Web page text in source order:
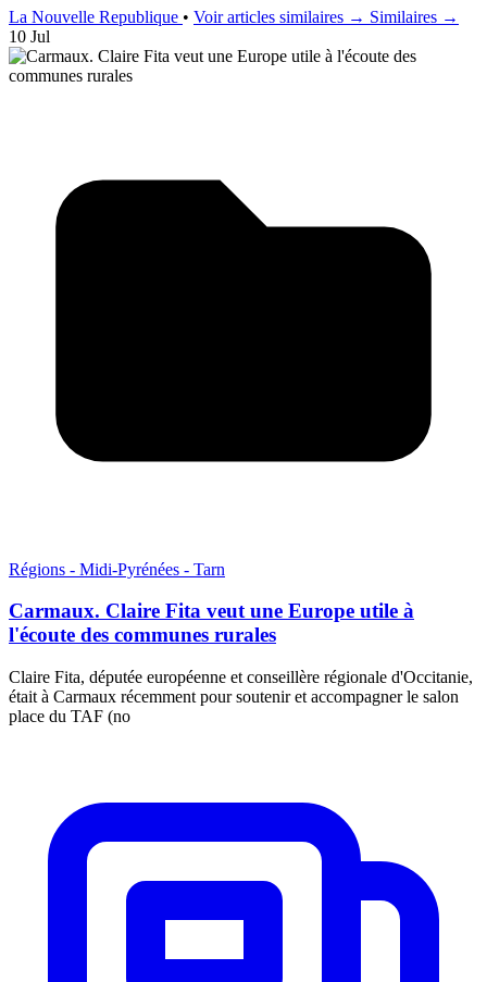
La Nouvelle Republique • Voir articles similaires → Similaires →
10 Jul
Régions - Midi-Pyrénées - Tarn
Carmaux. Claire Fita veut une Europe utile à
l'écoute des communes rurales
Claire Fita, députée européenne et conseillère régionale d'Occitanie,
était à Carmaux récemment pour soutenir et accompagner le salon
place du TAF (no